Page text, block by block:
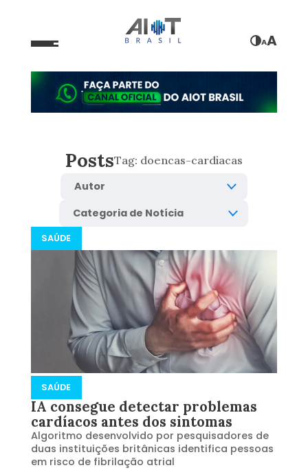
AA
PostsTag: doencas-cardiacas
SAÚDE
SAÚDE
IA consegue detectar problemas
cardíacos antes dos sintomas
Algoritmo desenvolvido por pesquisadores de
duas instituições britânicas identifica pessoas
em risco de fibrilação atrial